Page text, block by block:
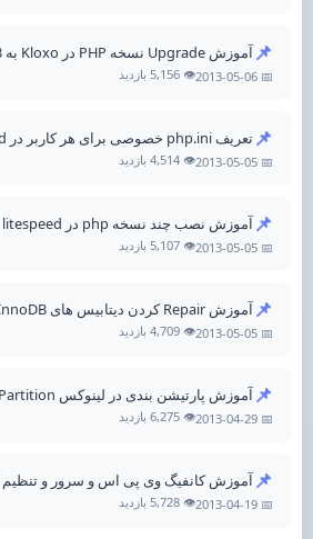
📌آموزش Upgrade نسخه PHP در Kloxo به 5.3
📅 2013-05-06 👁️ 5,156 بازدید
📌تعریف php.ini خصوصی برای هر کاربر در litespeed
📅 2013-05-05 👁️ 4,514 بازدید
📌آموزش نصب چند نسخه php در litespeed
📅 2013-05-05 👁️ 5,107 بازدید
📌آموزش Repair کردن دیتابیس های InnoDB
📅 2013-05-05 👁️ 4,709 بازدید
📌آموزش پارتیشن بندی در لینوکس Linux Partition
📅 2013-04-29 👁️ 6,275 بازدید
📌آموزش کانفیگ وی پی اس و سرور و تنظیم DNS بدون پنل 3
📅 2013-04-19 👁️ 5,728 بازدید